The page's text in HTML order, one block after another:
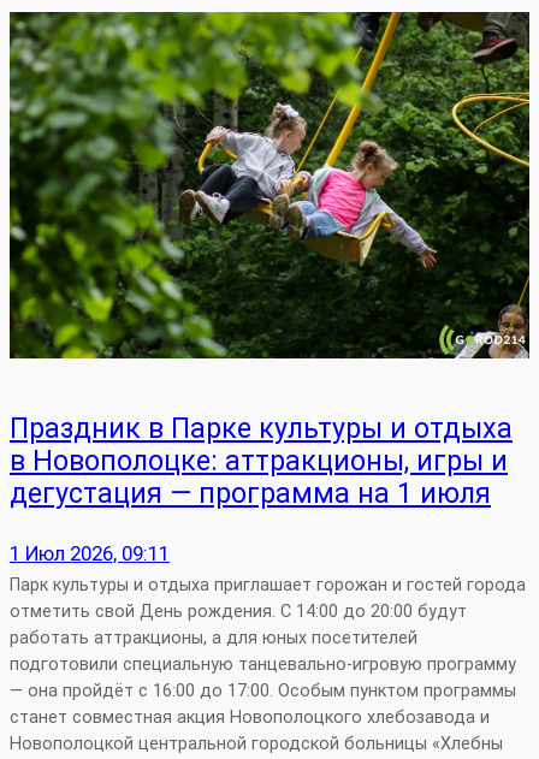
Праздник в Парке культуры и отдыха
в Новополоцке: аттракционы, игры и
дегустация — программа на 1 июля
1 Июл 2026, 09:11
Парк культуры и отдыха приглашает горожан и гостей города
отметить свой День рождения. С 14:00 до 20:00 будут
работать аттракционы, а для юных посетителей
подготовили специальную танцевально‑игровую программу
— она пройдёт с 16:00 до 17:00. Особым пунктом программы
станет совместная акция Новополоцкого хлебозавода и
Новополоцкой центральной городской больницы «Хлебны